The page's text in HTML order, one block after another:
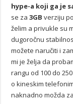
hype-a koji ga je
se za3GB verziju
želim a privukle su
dugoročnu
možete naručiti i
mi je želja da
rangu od 100 do
o kineskim
naknadno možda